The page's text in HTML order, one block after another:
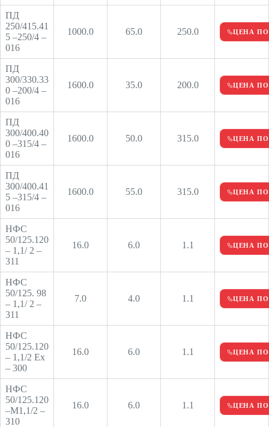
ПД
250/415.41
5 –250/4 –
016
1000.0 65.0 250.0 ЦЕНА
ПД
300/330.33
0 –200/4 –
016
1600.0 35.0 200.0 ЦЕНА
ПД
300/400.40
0 –315/4 –
016
1600.0 50.0 315.0 ЦЕНА
ПД
300/400.41
5 –315/4 –
016
1600.0 55.0 315.0 ЦЕНА
НФС
50/125.120
– 1,1/ 2 –
311
16.0 6.0 1.1 ЦЕНА
НФС
50/125. 98
– 1,1/ 2 –
311
7.0 4.0 1.1 ЦЕНА
НФС
50/125.120
– 1,1/2 Ех
– 300
16.0 6.0 1.1 ЦЕНА
НФС
50/125.120
–М1,1/2 –
310
16.0 6.0 1.1 ЦЕНА